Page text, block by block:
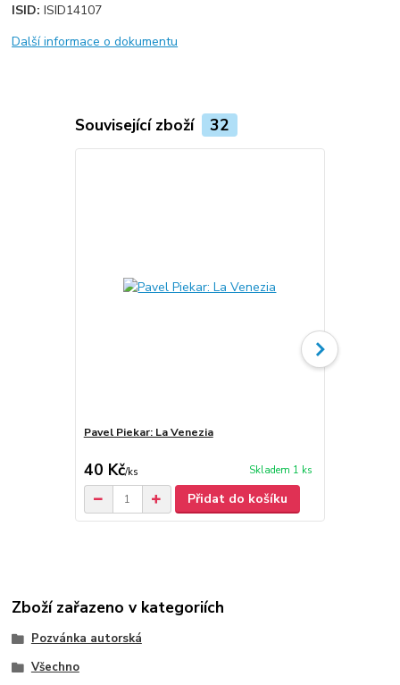
ISID:ISID14107
Další informace o dokumentu
Související zboží 32
Pavel Piekar: La Venezia
40 Kč/ks Skladem 1 ks
Přidat do košíku
Zboží zařazeno v kategoriích
Pozvánka autorská
Všechno